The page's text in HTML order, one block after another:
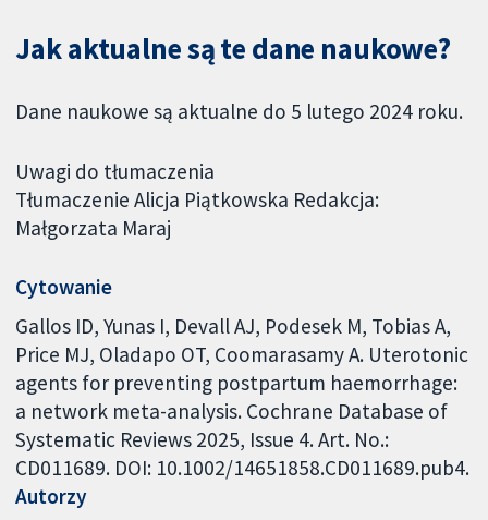
Jak aktualne są te dane naukowe?
Dane naukowe są aktualne do 5 lutego 2024 roku.
Uwagi do tłumaczenia
Tłumaczenie Alicja Piątkowska Redakcja:
Małgorzata Maraj
Cytowanie
Gallos ID, Yunas I, Devall AJ, Podesek M, Tobias A,
Price MJ, Oladapo OT, Coomarasamy A. Uterotonic
agents for preventing postpartum haemorrhage:
a network meta-analysis. Cochrane Database of
Systematic Reviews 2025, Issue 4. Art. No.:
CD011689. DOI: 10.1002/14651858.CD011689.pub4.
Autorzy